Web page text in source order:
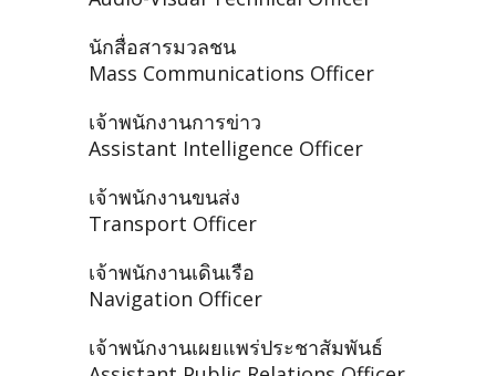
นักสื่อสารมวลชน
Mass Communications Officer
เจ้าพนักงานการข่าว
Assistant Intelligence Officer
เจ้าพนักงานขนส่ง
Transport Officer
เจ้าพนักงานเดินเรือ
Navigation Officer
เจ้าพนักงานเผยแพร่ประชาสัมพันธ์